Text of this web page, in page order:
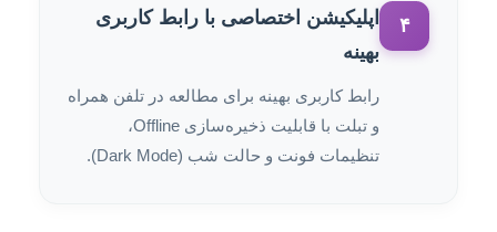
۴
اپلیکیشن اختصاصی با رابط کاربری
بهینه
رابط کاربری بهینه برای مطالعه در تلفن همراه
و تبلت با قابلیت ذخیره‌سازی Offline،
تنظیمات فونت و حالت شب (Dark Mode).